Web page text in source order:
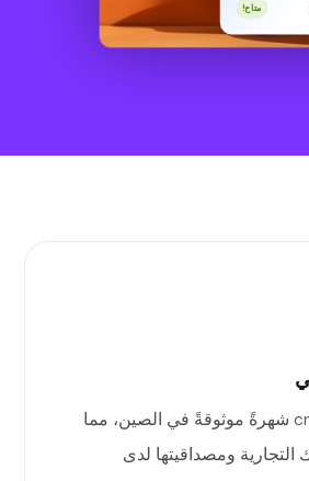
متاح!
يوفر اسم نطاق .cn شهرةً موثوقةً في الصين، مما
ومصداقيتها لدى